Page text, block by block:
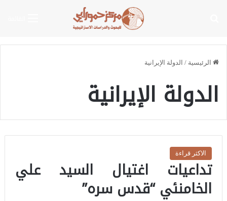
الرئيسية / الدولة الإيرانية
الدولة الإيرانية
الاكثر قراءة
تداعيات اغتيال السيد علي
الخامنئي “قدس سره”